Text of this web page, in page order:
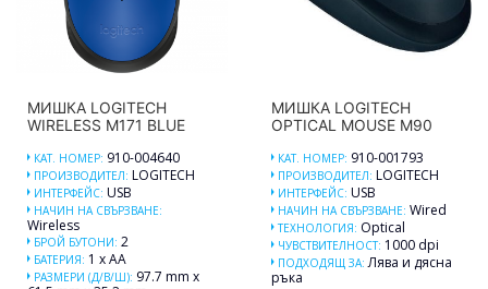
МИШКА LOGITECH
WIRELESS M171 BLUE
КАТ. НОМЕР: 910-004640
ПРОИЗВОДИТЕЛ: LOGITECH
ИНТЕРФЕЙС: USB
НАЧИН НА СВЪРЗВАНЕ:
Wireless
БРОЙ БУТОНИ: 2
БАТЕРИЯ: 1 x AA
РАЗМЕРИ (Д/В/Ш): 97.7 mm x
МИШКА LOGITECH
OPTICAL MOUSE M90
КАТ. НОМЕР: 910-001793
ПРОИЗВОДИТЕЛ: LOGITECH
ИНТЕРФЕЙС: USB
НАЧИН НА СВЪРЗВАНЕ: Wired
ТЕХНОЛОГИЯ: Optical
ЧУВСТВИТЕЛНОСТ: 1000 dpi
ПОДХОДЯЩ ЗА: Лява и дясна
ръка